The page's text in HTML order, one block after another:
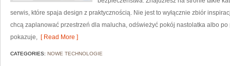
serwis, które spaja design z praktycznością. Nie jest to wyłącznie zbiór
chcą zaplanować przestrzeń dla malucha, odświeżyć pokój nastolatka albo
pokazuje, [ Read More ]
CATEGORIES: NOWE TECHNOLOGIE